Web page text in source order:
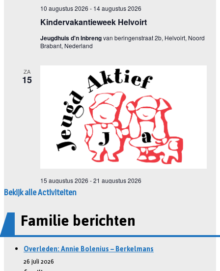
Bekijk alle Activiteiten
Familie berichten
Overleden: Annie Bolenius – Berkelmans
26 juli 2026